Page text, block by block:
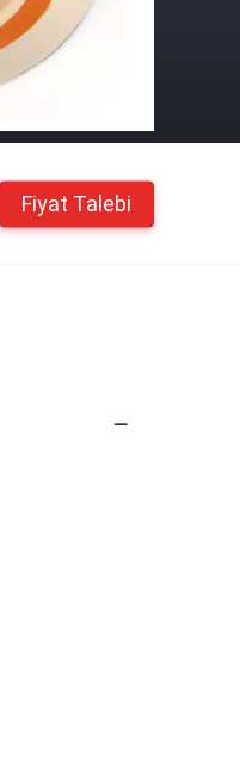
Fiyat Talebi